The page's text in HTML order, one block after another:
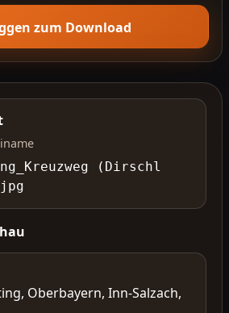
zum Download
(Dirschl
Oberbayern, Inn-Salzach,